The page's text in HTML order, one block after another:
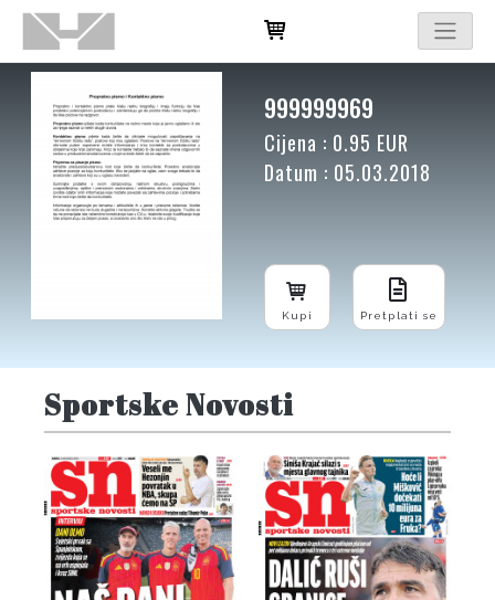
999999969
Cijena : 0.95 EUR
Datum : 05.03.2018
Kupi Pretplati se
Sportske Novosti